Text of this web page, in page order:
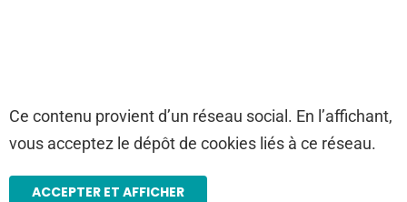
Ce contenu provient d’un réseau social. En l’affichant,
vous acceptez le dépôt de cookies liés à ce réseau.
ACCEPTER ET AFFICHER